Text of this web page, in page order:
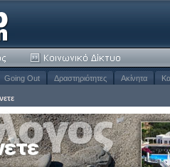
Going Out Δραστηριότητες Ακίνητα